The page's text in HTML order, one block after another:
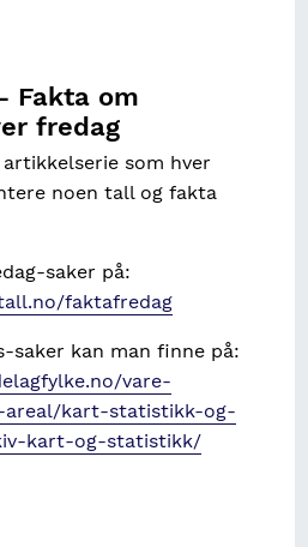
Fakta om
fredag
som hver
noen tall og fakta
saker på:
faktafredag
saker kan man finne på:
vare-
kart-statistikk-og-
kart-og-statistikk/